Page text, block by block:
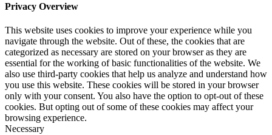
Privacy Overview
This website uses cookies to improve your experience while you
navigate through the website. Out of these, the cookies that are
categorized as necessary are stored on your browser as they are
essential for the working of basic functionalities of the website. We
also use third-party cookies that help us analyze and understand how
you use this website. These cookies will be stored in your browser
only with your consent. You also have the option to opt-out of these
cookies. But opting out of some of these cookies may affect your
browsing experience.
Necessary